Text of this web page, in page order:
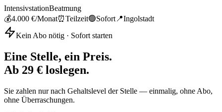
IntensivstationBeatmung
💰4.000 €/Monat⏰Teilzeit🟢Sofort 📍Ingolstadt
Kein Abo nötig · Sofort starten
Eine Stelle, ein Preis.
Ab 29 € loslegen.
Sie zahlen nur nach Gehaltslevel der Stelle — einmalig, ohne Abo,
ohne Überraschungen.